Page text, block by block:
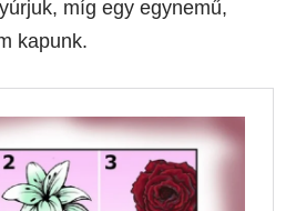
míg egy egynemű,
kapunk.